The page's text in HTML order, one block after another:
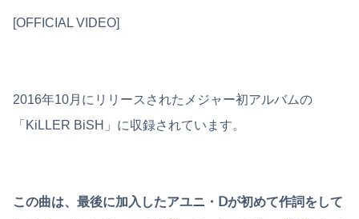
[OFFICIAL VIDEO]
2016年10月にリリースされたメジャー初アルバムの
「KiLLER BiSH」に収録されています。
この曲は、最後に加入したアユニ・Ⅾが初めて作詞をして